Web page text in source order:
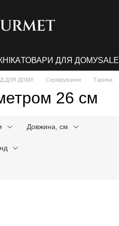
ТОВАРИ ДЛЯ ДОМУSALE
ДЛЯ ДОМУ Сервірування Тарілки
26 см
Довжина, см